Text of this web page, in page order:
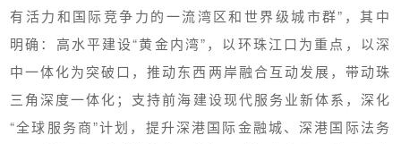
有活力和国际竞争力的一流湾区和世界级城市群”，其中
明确：高水平建设“黄金内湾”，以环珠江口为重点，以深
中一体化为突破口，推动东西两岸融合互动发展，带动珠
三角深度一体化；支持前海建设现代服务业新体系，深化
“全球服务商”计划，提升深港国际金融城、深港国际法务